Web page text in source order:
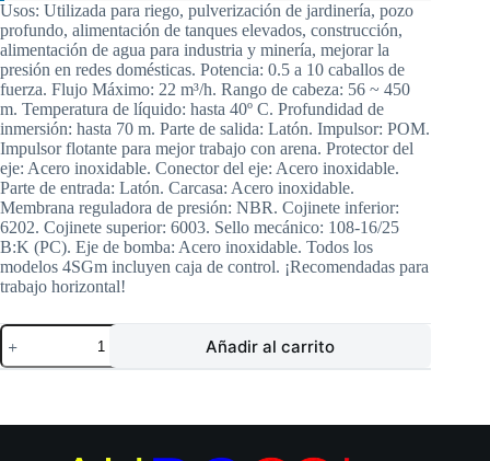
Usos: Utilizada para riego, pulverización de jardinería, pozo
profundo, alimentación de tanques elevados, construcción,
alimentación de agua para industria y minería, mejorar la
presión en redes domésticas. Potencia: 0.5 a 10 caballos de
fuerza. Flujo Máximo: 22 m³/h. Rango de cabeza: 56 ~ 450
m. Temperatura de líquido: hasta 40º C. Profundidad de
inmersión: hasta 70 m. Parte de salida: Latón. Impulsor: POM.
Impulsor flotante para mejor trabajo con arena. Protector del
eje: Acero inoxidable. Conector del eje: Acero inoxidable.
Parte de entrada: Latón. Carcasa: Acero inoxidable.
Membrana reguladora de presión: NBR. Cojinete inferior:
6202. Cojinete superior: 6003. Sello mecánico: 108-16/25
B:K (PC). Eje de bomba: Acero inoxidable. Todos los
modelos 4SGm incluyen caja de control. ¡Recomendadas para
trabajo horizontal!
Electrobomba
SHIMGE
|
Profundo
Añadir al carrito